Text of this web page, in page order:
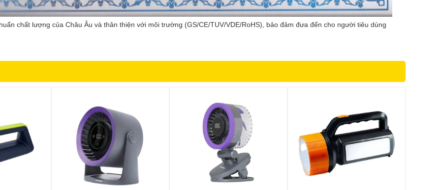
bánh không bị dính vào khuôn, hạn chế cháy khét, dễ dàng lau chùi
hơn.
chất lượng của Châu Âu và thân thiện với môi trường (GS/CE/TUV/VDE/RoHS), bảo đảm đưa đến cho người tiêu dùng